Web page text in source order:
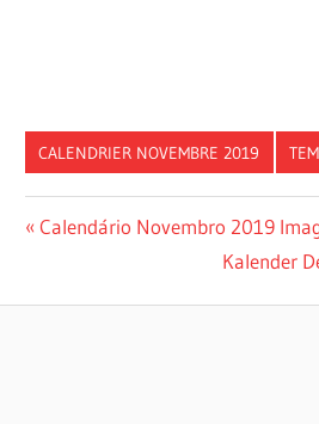
CALENDRIER NOVEMBRE 2019
Post
Previous
Calendário Novembro 2019
Next
Kalender